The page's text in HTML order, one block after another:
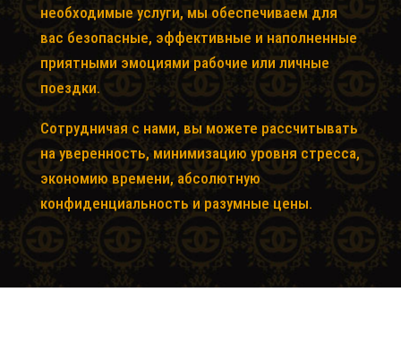
необходимые услуги, мы обеспечиваем для
вас безопасные, эффективные и наполненные
приятными эмоциями рабочие или личные
поездки.
Сотрудничая с нами, вы можете рассчитывать
на уверенность, минимизацию уровня стресса,
экономию времени, абсолютную
конфиденциальность и разумные цены.